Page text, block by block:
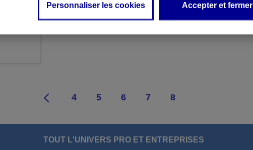
3 4 5 6 7 8
TOUT L'UNIVERS PRO ET ENTREPRISES
Personnaliser les cookies Accepter et fermer